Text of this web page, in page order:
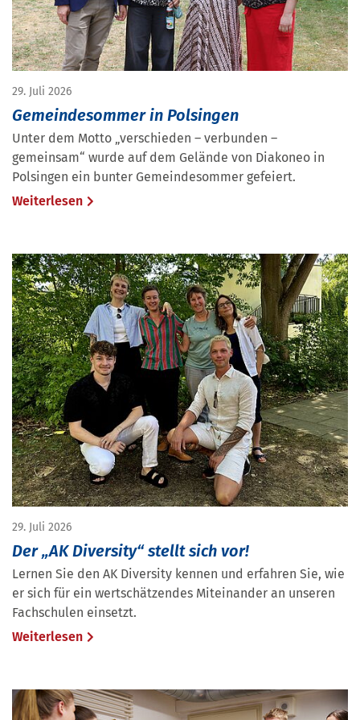
29. Juli 2026
Gemeindesommer in Polsingen
Unter dem Motto „verschieden – verbunden –
gemeinsam“ wurde auf dem Gelände von Diakoneo in
Polsingen ein bunter Gemeindesommer gefeiert.
Weiterlesen
29. Juli 2026
Der „AK Diversity“ stellt sich vor!
Lernen Sie den AK Diversity kennen und erfahren Sie, wie
er sich für ein wertschätzendes Miteinander an unseren
Fachschulen einsetzt.
Weiterlesen